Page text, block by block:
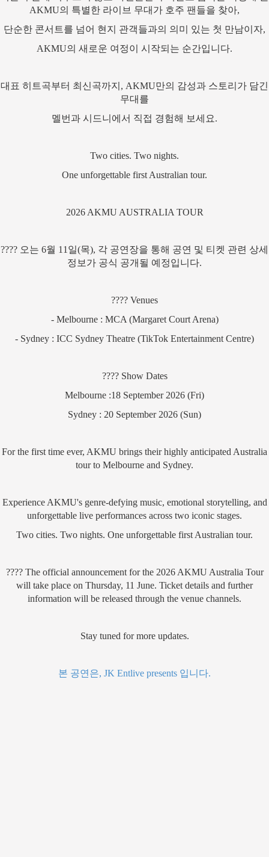
AKMU의 특별한 라이브 무대가 호주 팬들을 찾아,
단순한 콘서트를 넘어 현지 관객들과의 의미 있는 첫 만남이자,
AKMU의 새로운 여정이 시작되는 순간입니다.
대표 히트곡부터 최신곡까지, AKMU만의 감성과 스토리가 담긴
무대를
멜번과 시드니에서 직접 경험해 보세요.
Two cities. Two nights.
One unforgettable first Australian tour.
2026 AKMU AUSTRALIA TOUR
???? 오는 6월 11일(목), 각 공연장을 통해 공연 및 티켓 관련 상세
정보가 공식 공개될 예정입니다.
???? Venues
- Melbourne : MCA (Margaret Court Arena)
- Sydney : ICC Sydney Theatre (TikTok Entertainment Centre)
???? Show Dates
Melbourne :18 September 2026 (Fri)
Sydney : 20 September 2026 (Sun)
For the first time ever, AKMU brings their highly anticipated Australia
tour to Melbourne and Sydney.
Experience AKMU's genre-defying music, emotional storytelling, and
unforgettable live performances across two iconic stages.
Two cities. Two nights. One unforgettable first Australian tour.
???? The official announcement for the 2026 AKMU Australia Tour
will take place on Thursday, 11 June. Ticket details and further
information will be released through the venue channels.
Stay tuned for more updates.
본 공연은, JK Entlive presents 입니다.